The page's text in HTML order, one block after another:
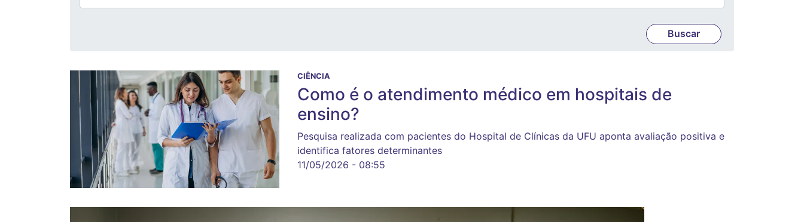
CIÊNCIA
Como é o atendimento médico em hospitais de
ensino?
Pesquisa realizada com pacientes do Hospital de Clínicas da UFU aponta avaliação positiva e
identifica fatores determinantes
11/05/2026 - 08:55